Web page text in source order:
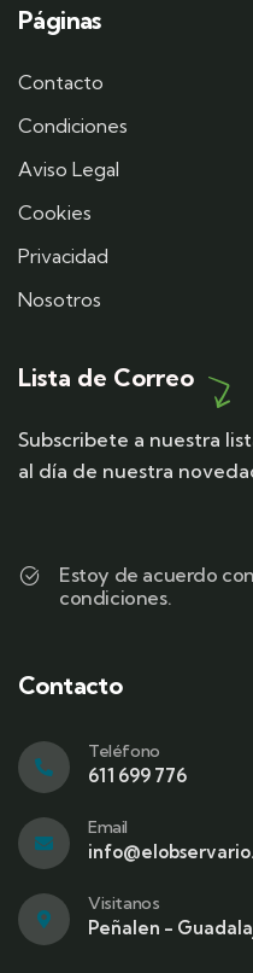
Páginas
Contacto
Condiciones
Aviso Legal
Cookies
Privacidad
Nosotros
Lista de Correo
Subscribete a nuestra
al día de nuestra
Estoy de acuerdo
condiciones.
Contacto
Teléfono
611 699 776
Email
Visitanos
Peñalen -